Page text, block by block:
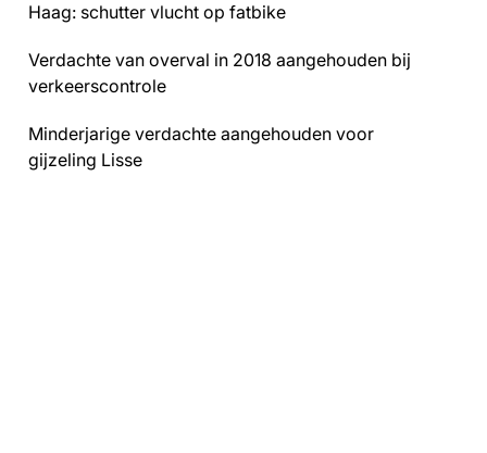
Haag: schutter vlucht op fatbike
Verdachte van overval in 2018 aangehouden bij
verkeerscontrole
Minderjarige verdachte aangehouden voor
gijzeling Lisse